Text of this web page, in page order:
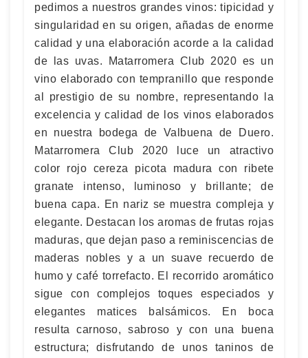
pedimos a nuestros grandes vinos: tipicidad y
singularidad en su origen, añadas de enorme
calidad y una elaboración acorde a la calidad
de las uvas. Matarromera Club 2020 es un
vino elaborado con tempranillo que responde
al prestigio de su nombre, representando la
excelencia y calidad de los vinos elaborados
en nuestra bodega de Valbuena de Duero.
Matarromera Club 2020 luce un atractivo
color rojo cereza picota madura con ribete
granate intenso, luminoso y brillante; de
buena capa. En nariz se muestra compleja y
elegante. Destacan los aromas de frutas rojas
maduras, que dejan paso a reminiscencias de
maderas nobles y a un suave recuerdo de
humo y café torrefacto. El recorrido aromático
sigue con complejos toques especiados y
elegantes matices balsámicos. En boca
resulta carnoso, sabroso y con una buena
estructura; disfrutando de unos taninos de